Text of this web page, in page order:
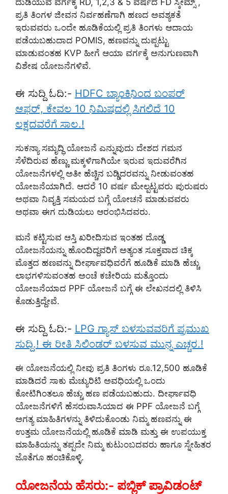
ದುಡಿಯುವ ವರ್ಗಕ್ಕೆ RD, 1,2,3 & 5 ವರ್ಷದ FD ಸ್ಕೀಮ್ಸ್ ,
ಪ್ರತಿ ತಿಂಗಳ ಜೀವನ ನಿರ್ವಹಣೆಗಾಗಿ ಹಣದ ಅವಶ್ಯಕತೆ
ಇರುವವರು ಒಂದೇ ಹೂಡಿಕೆಯಲ್ಲಿ ಪ್ರತಿ ತಿಂಗಳು ಆದಾಯ
ಪಡೆಯಬಹುದಾದ POMIS, ಹಣವನ್ನು ದುಪ್ಪಟ್ಟು
ಮಾಡುವಂತಹ KVP ಹೀಗೆ ಆಯಾ ವರ್ಗಕ್ಕೆ ಅನುಗುಣವಾಗಿ
ವಿಶೇಷ ಯೋಜನೆಗಳಿವೆ.
ಈ ಸುದ್ದಿ ಓದಿ:- HDFC ಬ್ಯಾಂಕಿನಿಂದ ಬಂಪರ್
ಆಫರ್, ಕೇವಲ 10 ನಿಮಿಷದಲ್ಲಿ ಸಿಗಲಿದೆ 10
ಲಕ್ಷದವರೆಗೆ ಸಾಲ.!
ಸುಕನ್ಯಾ ಸಮೃದ್ಧಿ ಯೋಜನೆ ಎನ್ನುವುದು ದೇಶದ ಗಮನ
ಸೆಳೆದಿರುವ ಹೆಣ್ಣು ಮಕ್ಕಳಿಗಾಗಿಯೇ ಇರುವ ಇದುವರೆಗಿನ
ಯೋಜನೆಗಳಲ್ಲಿ ಅತೀ ಹೆಚ್ಚಿನ ಬಡ್ಡಿದರವನ್ನು ನೀಡುವಂತಹ
ಯೋಜನೆಯಾಗಿದೆ. ಆದರೆ 10 ವರ್ಷ ಮೇಲ್ಪಟ್ಟವರು ಪುರುಷರು
ಅಥವಾ ನಿವೃತ್ತಿ ಸಮಯದ ಬಗ್ಗೆ ಯೋಚನೆ ಮಾಡುವವರು
ಅಥವಾ ಈಗ ದುಡಿಯಲು ಆರಂಭಿಸಿದವರು.
ಮನೆ ಕಟ್ಟಿಸುವ ಆಸ್ತಿ ಖರೀದಿಸುವ ಇಂತಹ ದೊಡ್ಡ
ಯೋಜನೆಯನ್ನು ಹೊಂದಿದ್ದವರಿಗೆ ಅತ್ಯಂತ ಸೂಕ್ತವಾದ ಚಿಕ್ಕ
ಮೊತ್ತದ ಹಣವನ್ನು ದೀರ್ಘಾವಧಿವರೆಗೆ ಹೂಡಿಕೆ ಮಾಡಿ ಹೆಚ್ಚು
ಲಾಭಗಳಿಸುವಂತಹ ಅಂಚೆ ಕಚೇರಿಯ ಮತ್ತೊಂದು
ಯೋಜನೆಯಾದ PPF ಯೋಜನೆ ಬಗ್ಗೆ ಈ ಲೇಖನದಲ್ಲಿ ತಿಳಿಸಿ
ಕೊಡುತ್ತಿದ್ದೇವೆ.
ಈ ಸುದ್ದಿ ಓದಿ:- LPG ಗ್ಯಾಸ್ ಬಳಸುವವರಿಗೆ ಪ್ರಮುಖ
ಸುದ್ದಿ.! ಈ ರೀತಿ ಸಿಲಿಂಡರ್ ಬಳಸುವ ಮುನ್ನ ಎಚ್ಚರ.!
ಈ ಯೋಜನೆಯಲ್ಲಿ ನೀವು ಪ್ರತಿ ತಿಂಗಳು ರೂ.12,500 ಹೂಡಿಕೆ
ಮಾಡಿದರೆ ಸಾಕು ಮೆಚ್ಯುರಿಟಿ ಅವಧಿಯಲ್ಲಿ ಒಂದು
ಕೋಟಿಗಿಂತಲೂ ಹೆಚ್ಚು ಹಣ ಪಡೆಯಬಹುದು. ದೀರ್ಘಾವಧಿ
ಯೋಜನೆಗಳಿಗೆ ಹೆಸರುವಾಸಿಯಾದ ಈ PPF ಯೋಜನೆ ಬಗ್ಗೆ
ಅಗತ್ಯ ಮಾಹಿತಿಗಳನ್ನು ತಿಳಿದುಕೊಂಡು ನಿಮ್ಮ ಹಣವನ್ನು ಈ
ಉತ್ತಮ ಯೋಜನೆಯಲ್ಲಿ ಹೂಡಿಕೆ ಮಾಡಿ ಮತ್ತು ಈ ಉಪಯುಕ್ತ
ಮಾಹಿತಿಯನ್ನು ತಪ್ಪದೇ ನಿಮ್ಮ ಕುಟುಂಬದವರು ಹಾಗೂ ಸ್ನೇಹಿತರ
ಜೊತೆಗೂ ಹಂಚಿಕೊಳ್ಳಿ.
ಯೋಜನೆಯ ಹೆಸರು:- ಪಬ್ಲಿಕ್ ಪ್ರಾವಿಡಂಟ್